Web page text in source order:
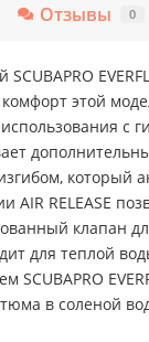
Отзывы 0
этой
с
который
AIR RELEASE
клапан
для теплой
SCUBAPRO
в соленой